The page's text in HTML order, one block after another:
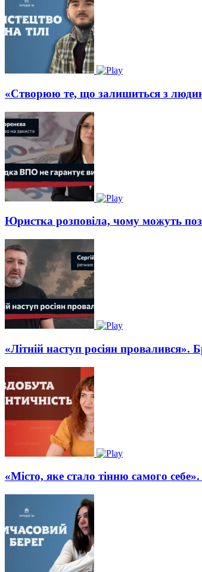
«Створюю те, що залишиться з
Юристка розповіла, чому можуть
«Літній наступ росіян провалився».
«Місто, яке стало тінню самого